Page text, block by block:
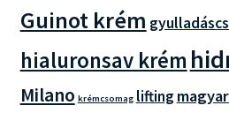
Guinot krém
hialuronsav krém
Milano krémcsomag lifting